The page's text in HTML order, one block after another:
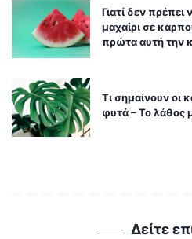
Γιατί δεν πρέπει
μαχαίρι σε
πρώτα αυτή την
Τι σημαίνουν οι
φυτά – Το λάθος
Δείτε